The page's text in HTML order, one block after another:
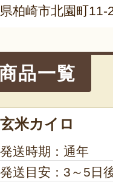
柏崎市北園町11-
品一覧
玄米カイロ
発送時期：通年
発送目安：3～5日